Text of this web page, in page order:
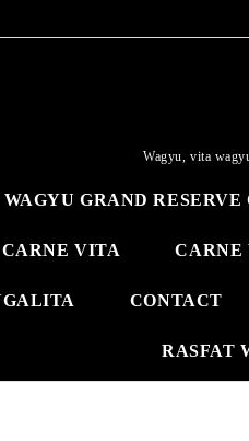
Wagyu, vita
WAGYU GRAND
CARNE VITA CARNE
CONTACT
RASFAT